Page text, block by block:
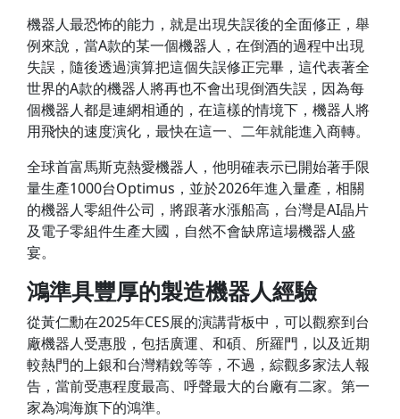
機器人最恐怖的能力，就是出現失誤後的全面修正，舉
例來說，當A款的某一個機器人，在倒酒的過程中出現
失誤，隨後透過演算把這個失誤修正完畢，這代表著全
世界的A款的機器人將再也不會出現倒酒失誤，因為每
個機器人都是連網相通的，在這樣的情境下，機器人將
用飛快的速度演化，最快在這一、二年就能進入商轉。
全球首富馬斯克熱愛機器人，他明確表示已開始著手限
量生產1000台Optimus，並於2026年進入量產，相關
的機器人零組件公司，將跟著水漲船高，台灣是AI晶片
及電子零組件生產大國，自然不會缺席這場機器人盛
宴。
鴻準具豐厚的製造機器人經驗
從黃仁勳在2025年CES展的演講背板中，可以觀察到台
廠機器人受惠股，包括廣運、和碩、所羅門，以及近期
較熱門的上銀和台灣精銳等等，不過，綜觀多家法人報
告，當前受惠程度最高、呼聲最大的台廠有二家。第一
家為鴻海旗下的鴻準。